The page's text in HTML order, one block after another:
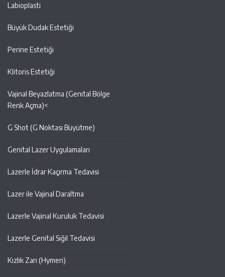
Labioplasti
Büyük Dudak Estetiği
Perine Estetiği
Klitoris Estetiği
Vajinal Beyazlatma (Genital Bölge
Renk Açma)<
G Shot (G Noktası Büyütme)
Genital Lazer Uygulamaları
Lazerle İdrar Kaçırma Tedavisi
Lazer ile Vajinal Daraltma
Lazerle Vajinal Kuruluk Tedavisi
Lazerle Genital Siğil Tedavisi
Kızlık Zarı (Hymen)